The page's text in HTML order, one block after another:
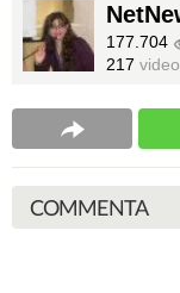
177.704
217 video
COMMENTA